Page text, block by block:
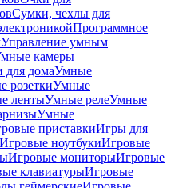
Сумки, чехлы для
Программное
Управление умным
камеры
для домаУмные
розеткиУмные
лентыУмные релеУмные
Умные
приставкиИгры для
Игровые ноутбукиИгровые
Игровые мониторыИгровые
клавиатурыИгровые